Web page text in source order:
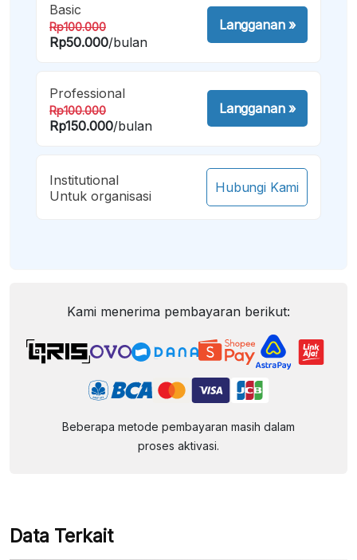
Basic
Rp100.000
Rp50.000/bulan
Langganan»
Professional
Rp100.000
Rp150.000/bulan
Langganan»
Institutional
Untuk organisasi
Hubungi Kami
Kami menerima pembayaran berikut:
Beberapa metode pembayaran masih dalam
proses aktivasi.
Data Terkait